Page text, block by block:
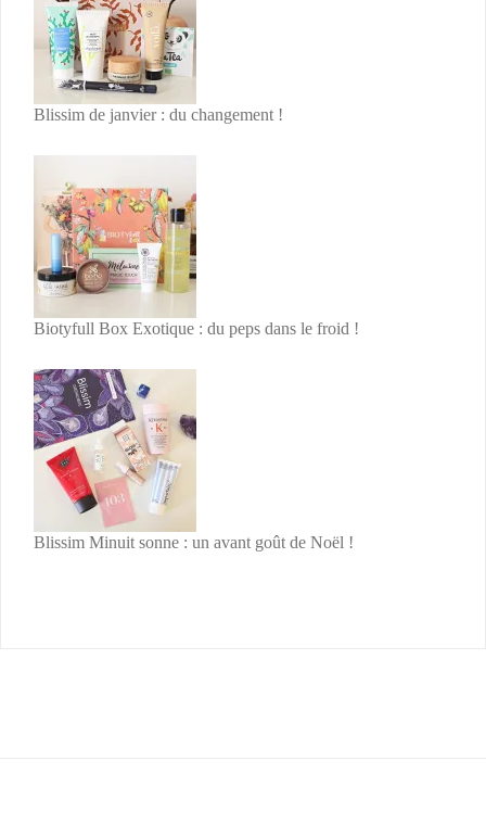
Blissim de janvier : du changement !
Biotyfull Box Exotique : du peps dans le froid !
Blissim Minuit sonne : un avant goût de Noël !